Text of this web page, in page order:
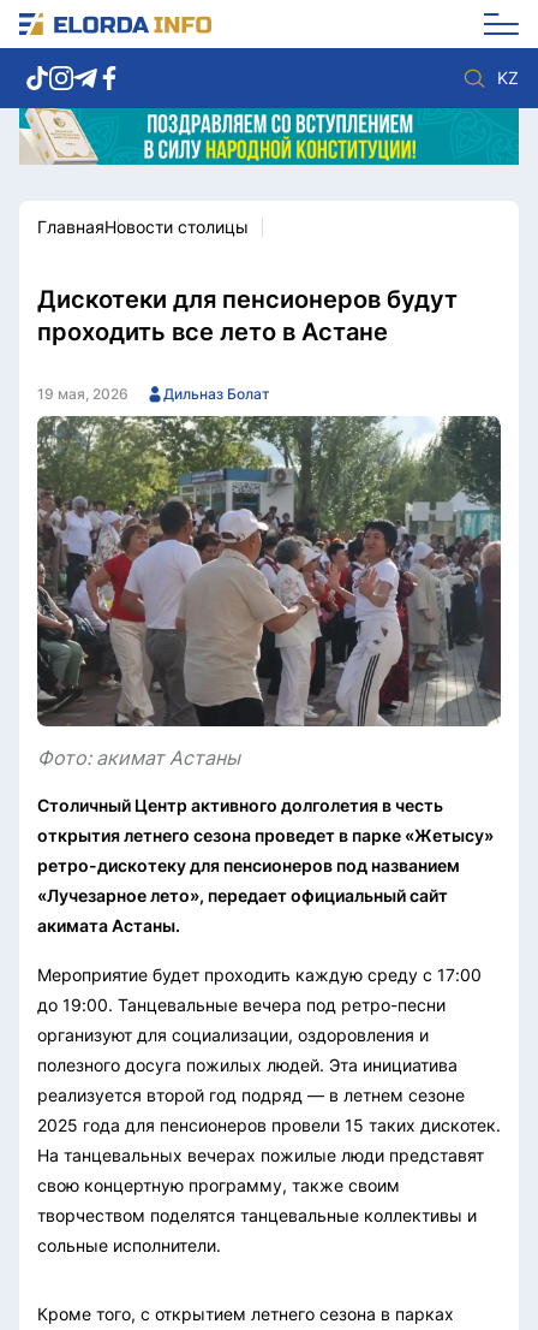
KZ
Новости столицы
Политика
Спорт
Культура
Разное
Видео
Мир
Этический кодекс
Служу стране
ГлавнаяНовости столицы
Дискотеки для пенсионеров будут
проходить все лето в Астане
19 мая, 2026 Дильназ Болат
Фото: акимат Астаны
Столичный Центр активного долголетия в честь
открытия летнего сезона проведет в парке «Жетысу»
ретро-дискотеку для пенсионеров под названием
«Лучезарное лето», передает официальный сайт
акимата Астаны.
Мероприятие будет проходить каждую среду с 17:00
до 19:00. Танцевальные вечера под ретро-песни
организуют для социализации, оздоровления и
полезного досуга пожилых людей. Эта инициатива
реализуется второй год подряд — в летнем сезоне
2025 года для пенсионеров провели 15 таких дискотек.
На танцевальных вечерах пожилые люди представят
свою концертную программу, также своим
творчеством поделятся танцевальные коллективы и
сольные исполнители.
Кроме того, с открытием летнего сезона в парках